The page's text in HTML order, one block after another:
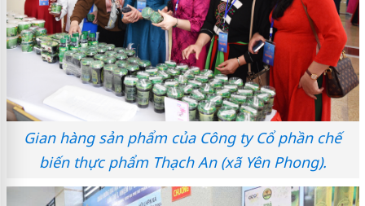
Gian hàng sản phẩm của Công ty Cổ phần chế
biến thực phẩm Thạch An (xã Yên Phong).